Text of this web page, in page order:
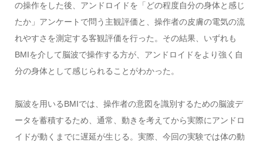
の操作をした後、アンドロイドを「どの程度自分の身体と感じ
たか」アンケートで問う主観評価と、操作者の皮膚の電気の流
れやすさを測定する客観評価を行った。その結果、いずれも
BMIを介して脳波で操作する方が、アンドロイドをより強く自
分の身体として感じられることがわかった。
脳波を用いるBMIでは、操作者の意図を識別するための脳波デ
ータを蓄積するため、通常、動きを考えてから実際にアンドロ
イドが動くまでに遅延が生じる。実際、今回の実験では体の動